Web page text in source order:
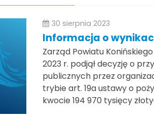
30 sierpnia 2023
Informacja o
Zarząd Powiatu
2023 r. podjął decyzję o
publicznych przez
trybie art. 19a ustawy o
kwocie 194 970 tysięcy